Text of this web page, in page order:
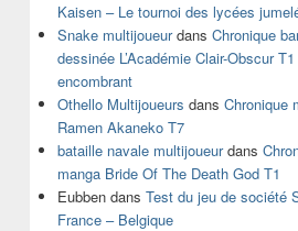
Kaisen – Le tournoi des lycées
Snake multijoueurdans Chronique
dessinée L’Académie Clair-Obscur
encombrant
Othello Multijoueurs dans Chronique
Ramen Akaneko T7
bataille navale multijoueurdans
manga Bride Of The Death God T1
Eubben dans Test du jeu de société
France – Belgique